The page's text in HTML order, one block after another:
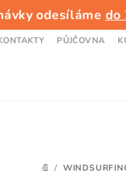
odesíláme do
PŮJČOVNA
DOMŮ
/